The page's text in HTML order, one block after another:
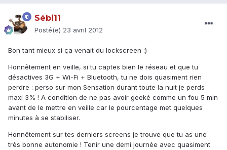
Sébi11
Posté(e) 23 avril 2012
Bon tant mieux si ça venait du lockscreen :)
Honnêtement en veille, si tu captes bien le réseau et que tu
désactives 3G + Wi-Fi + Bluetooth, tu ne dois quasiment rien
perdre : perso sur mon Sensation durant toute la nuit je perds
maxi 3% ! A condition de ne pas avoir geeké comme un fou 5 min
avant de le mettre en veille car le pourcentage met quelques
minutes à se stabiliser.
Honnêtement sur tes derniers screens je trouve que tu as une
très bonne autonomie ! Tenir une demi journée avec quasiment